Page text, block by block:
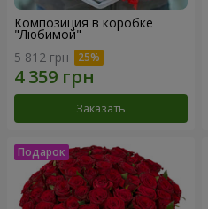
Композиция в коробке
"Любимой"
5 812 грн
Заказать